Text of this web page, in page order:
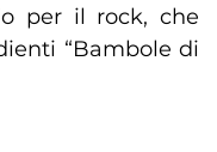
per il rock, che
“Bambole di